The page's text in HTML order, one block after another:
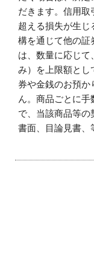
だきます。信用取
超える損失が生
構を通じて他の証
は、数量に応じて
み）を上限額とし
券や金銭のお預
ん。商品ごとに
で、当該商品等
書面、目論見書、